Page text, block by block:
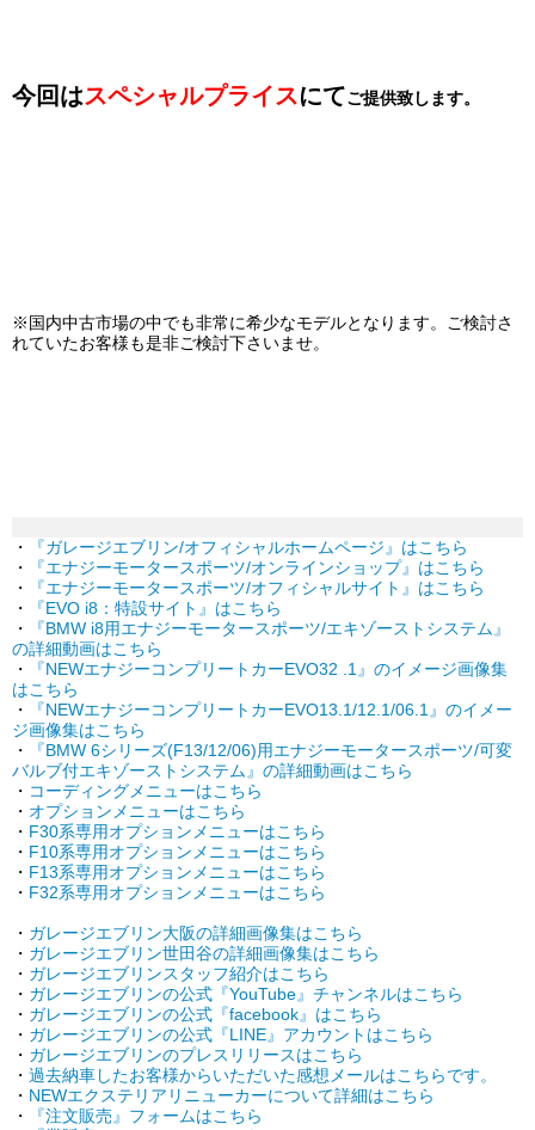
今回はスペシャルプライスにてご提供致します。
※国内中古市場の中でも非常に希少なモデルとなります。
ご検討さ
れていたお客様も是非ご検討下さいませ。
・
『ガレージエブリン/オフィシャルホームページ』はこちら
・
『エナジーモータースポーツ/オンラインショップ』はこちら
・
『エナジーモータースポーツ/オフィシャルサイト』はこちら
・
『EVO i8：特設サイト』はこちら
・
『BMW i8用エナジーモータースポーツ/エキゾーストシステム』
の詳細動画はこちら
・
『NEWエナジーコンプリートカーEVO32 .1』のイメージ画像集
はこちら
・
『NEWエナジーコンプリートカーEVO13.1/12.1/06.1』のイメー
ジ画像集はこちら
・
『BMW 6シリーズ(F13/12/06)用エナジーモータースポーツ/可変
バルブ付エキゾーストシステム』の詳細動画はこちら
・ コーディングメニューはこちら
・ オプションメニューはこちら
・ F30系専用オプションメニューはこちら
・ F10系専用オプションメニューはこちら
・ F13系専用オプションメニューはこちら
・ F32系専用オプションメニューはこちら
・ ガレージエブリン大阪の詳細画像集はこちら
・ ガレージエブリン世田谷の詳細画像集はこちら
・ ガレージエブリンスタッフ紹介はこちら
・ ガレージエブリンの公式『YouTube』チャンネルはこちら
・ ガレージエブリンの公式『facebook』はこちら
・ ガレージエブリンの公式『LINE』アカウントはこちら
・ ガレージエブリンのプレスリリースはこちら
・ 過去納車したお客様からいただいた感想メールはこちらです。
・ NEWエクステリアリニューカーについて詳細はこちら
・
『注文販売』フォームはこちら